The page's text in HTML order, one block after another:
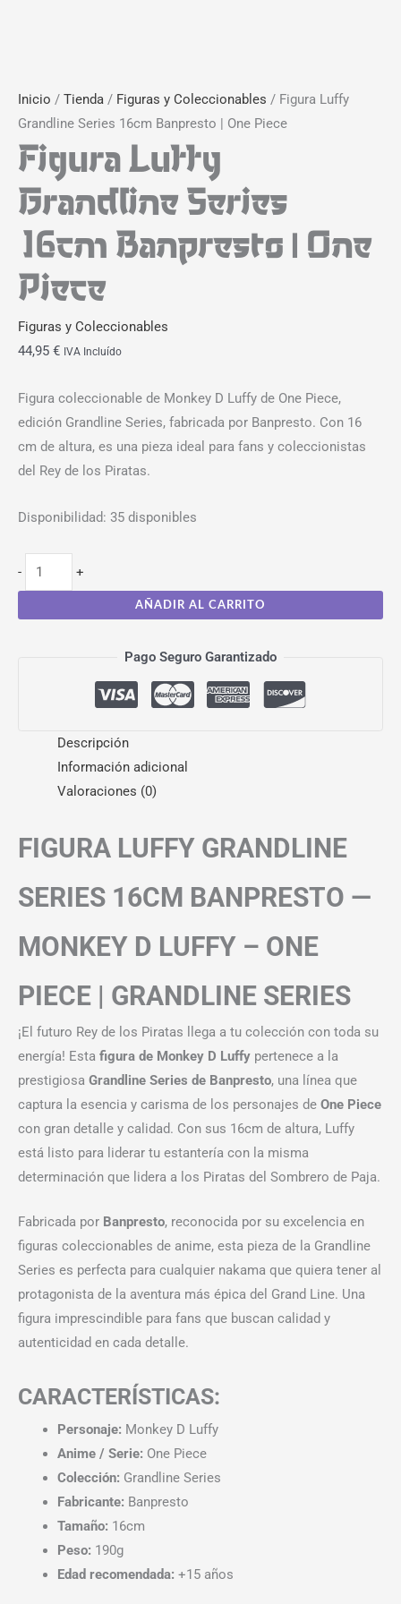
Inicio / Tienda / Figuras y Coleccionables / Figura Luffy
Grandline Series 16cm Banpresto | One Piece
Figura Luffy
Grandline Series
16cm Banpresto | One
Piece
Figuras y Coleccionables
44,95 € IVA Incluído
Figura coleccionable de Monkey D Luffy de One Piece,
edición Grandline Series, fabricada por Banpresto. Con 16
cm de altura, es una pieza ideal para fans y coleccionistas
del Rey de los Piratas.
Disponibilidad: 35 disponibles
- +
AÑADIR AL CARRITO
Pago Seguro Garantizado
Descripción
Información adicional
Valoraciones (0)
FIGURA LUFFY GRANDLINE
SERIES 16CM BANPRESTO —
MONKEY D LUFFY – ONE
PIECE | GRANDLINE SERIES
¡El futuro Rey de los Piratas llega a tu colección con toda su
energía! Esta figura de Monkey D Luffy pertenece a la
prestigiosa Grandline Series de Banpresto, una línea que
captura la esencia y carisma de los personajes de One Piece
con gran detalle y calidad. Con sus 16cm de altura, Luffy
está listo para liderar tu estantería con la misma
determinación que lidera a los Piratas del Sombrero de Paja.
Fabricada por Banpresto, reconocida por su excelencia en
figuras coleccionables de anime, esta pieza de la Grandline
Series es perfecta para cualquier nakama que quiera tener al
protagonista de la aventura más épica del Grand Line. Una
figura imprescindible para fans que buscan calidad y
autenticidad en cada detalle.
CARACTERÍSTICAS:
Personaje: Monkey D Luffy
Anime / Serie: One Piece
Colección: Grandline Series
Fabricante: Banpresto
Tamaño: 16cm
Peso: 190g
Edad recomendada: +15 años